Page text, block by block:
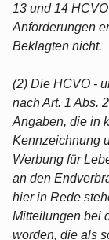
13 und 14
Anforderungen
Beklagten nicht.
(2) Die HCVO -
nach Art. 1 Abs.
Angaben, die in
Kennzeichnung
Werbung für
an den
hier in Rede
Mitteilungen bei
worden, die als